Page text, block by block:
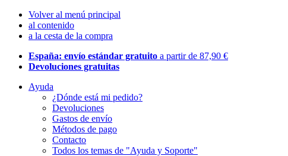
Volver al menú principal
al contenido
a la cesta de la compra
España: envío estándar gratuito a partir de 87,90 €
Devoluciones gratuitas
Ayuda
¿Dónde está mi pedido?
Devoluciones
Gastos de envío
Métodos de pago
Contacto
Todos los temas de "Ayuda y Soporte"